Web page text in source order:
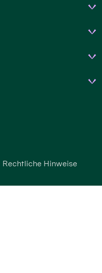
Rechtliche Hinweise